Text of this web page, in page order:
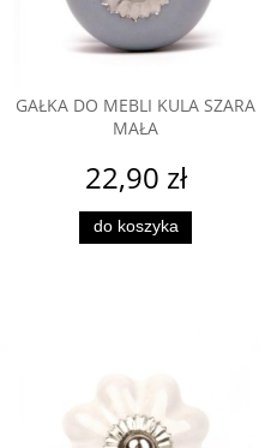
GAŁKA DO MEBLI KULA SZARA
MAŁA
22,90 zł
do koszyka